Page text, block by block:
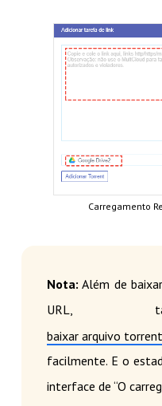
Carregamento
Nota: Além de
URL,
baixar arquivo
facilmente. E o
interface de “O